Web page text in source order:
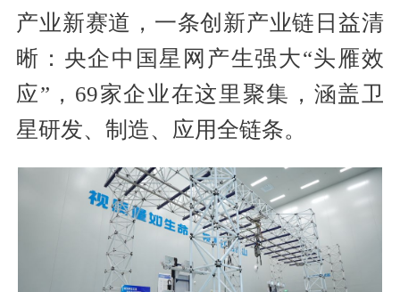
产业新赛道，一条创新产业链日益清
晰：央企中国星网产生强大“头雁效
应”，69家企业在这里聚集，涵盖卫
星研发、制造、应用全链条。